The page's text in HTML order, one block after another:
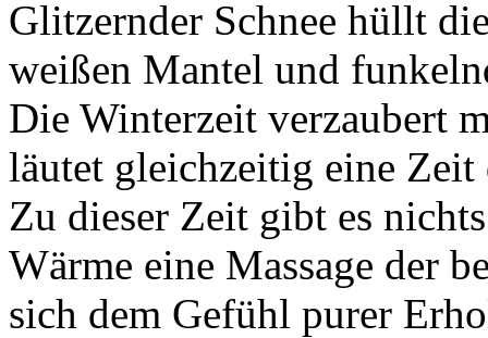
Glitzernder Schnee hüllt
weißen Mantel und
Die Winterzeit verzaubert
läutet gleichzeitig eine
Zu dieser Zeit gibt es
Wärme eine Massage der
sich dem Gefühl purer